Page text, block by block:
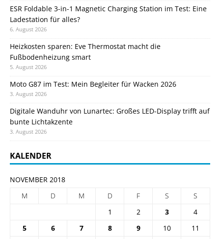
ESR Foldable 3-in-1 Magnetic Charging Station im Test: Eine
Ladestation für alles?
6. August 2026
Heizkosten sparen: Eve Thermostat macht die
Fußbodenheizung smart
5. August 2026
Moto G87 im Test: Mein Begleiter für Wacken 2026
3. August 2026
Digitale Wanduhr von Lunartec: Großes LED-Display trifft auf
bunte Lichtakzente
3. August 2026
KALENDER
NOVEMBER 2018
M
D M D F S
S
1
2 3
4
5
6 7 8 9 10 11